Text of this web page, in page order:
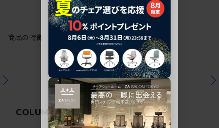
商品の特徴
COLUMN関連コラム